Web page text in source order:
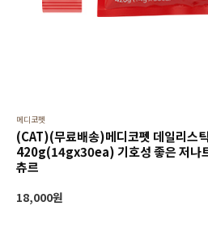
메디코펫
(CAT)(무료배송)메디코펫 데일리스
420g(14gx30ea) 기호성 좋은 저나
츄르
18,000원